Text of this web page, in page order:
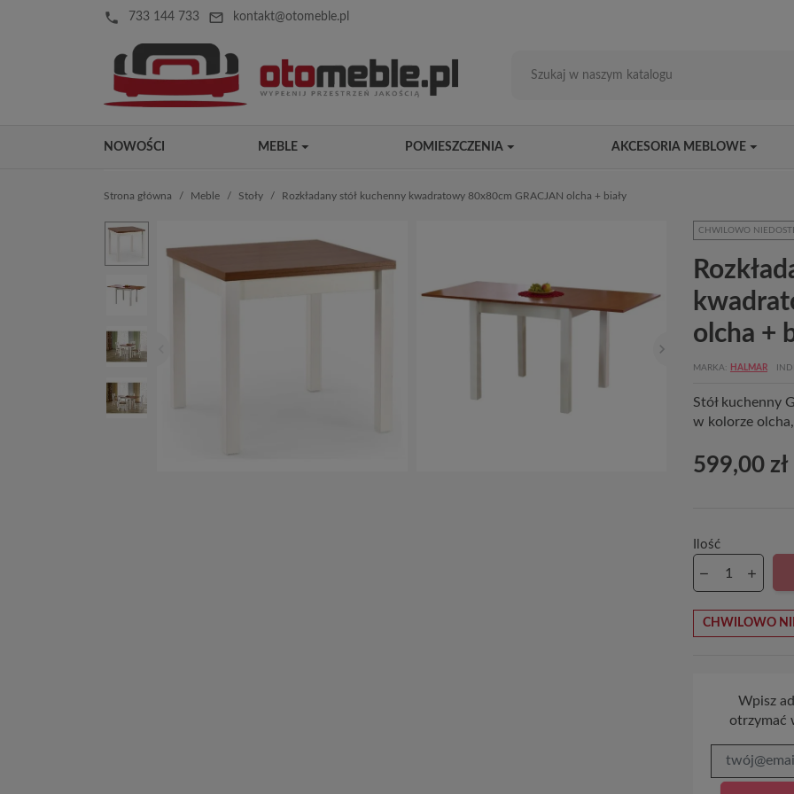
local_phone 733 144 733 mail_outline kontakt@otomeble.pl
NOWOŚCI MEBLE POMIESZCZENIA AKCESORIA MEBLOWE
Strona główna Meble Stoły Rozkładany stół kuchenny kwadratowy 80x80cm GRACJAN olcha + biały
CHWILOWO
olcha +
MARKA HALMAR
Stół kuchenny
w kolorze
599,00 zł
Ilość
CHWILOWO
Wpisz
otrzymać